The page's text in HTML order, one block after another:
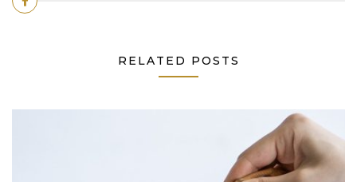
RELATED POSTS